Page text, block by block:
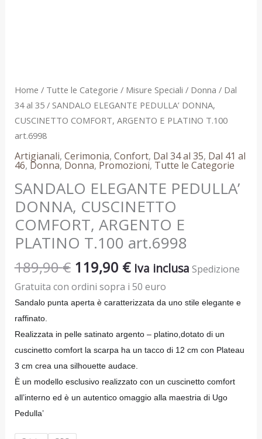
Home / Tutte le Categorie / Misure Speciali / Donna / Dal
34 al 35/ SANDALO ELEGANTE PEDULLA’ DONNA,
CUSCINETTO COMFORT, ARGENTO E PLATINO T.100
art.6998
Artigianali, Cerimonia, Confort, Dal 34 al 35, Dal 41 al
46, Donna, Donna, Promozioni, Tutte le Categorie
SANDALO ELEGANTE PEDULLA’
DONNA, CUSCINETTO
COMFORT, ARGENTO E
PLATINO T.100 art.6998
189,90€ 119,90 € Iva inclusa Spedizione
Gratuita con ordini sopra i 50 euro
Sandalo punta aperta è caratterizzata da uno stile elegante e
raffinato.
Realizzata in pelle satinato argento – platino,dotato di un
cuscinetto comfort la scarpa ha un tacco di 12 cm con Plateau
3 cm crea una silhouette audace.
È un modello esclusivo realizzato con un cuscinetto comfort
all’interno ed èun autentico omaggio alla maestria di Ugo
Pedulla’